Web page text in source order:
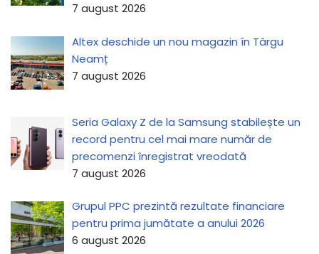
7 august 2026
Altex deschide un nou magazin în Târgu
Neamț
7 august 2026
Seria Galaxy Z de la Samsung stabilește un
record pentru cel mai mare număr de
precomenzi înregistrat vreodată
7 august 2026
Grupul PPC prezintă rezultate financiare
pentru prima jumătate a anului 2026
6 august 2026